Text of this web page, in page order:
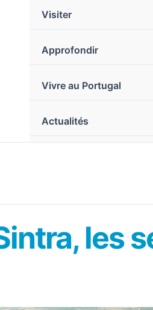
Visiter
Approfondir
Vivre au Portugal
Actualités
les